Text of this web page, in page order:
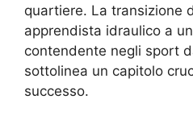
quartiere. La transizione
apprendista idraulico a
contendente negli sport
sottolinea un capitolo
successo.